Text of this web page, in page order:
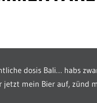
dosis Bali… habs
jetzt mein Bier auf, zünd